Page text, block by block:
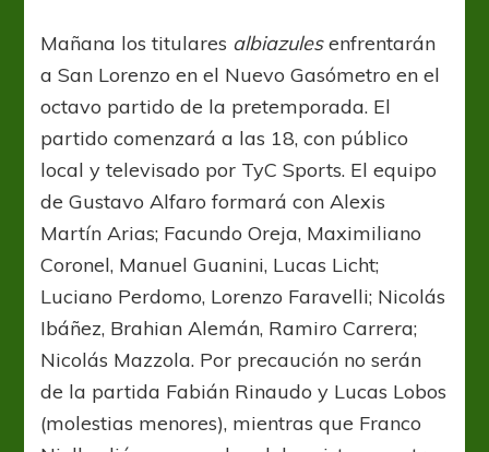
Mañana los titulares albiazulesenfrentarán
a San Lorenzo en el Nuevo Gasómetro en el
octavo partido de la pretemporada. El
partido comenzará a las 18, con público
local y televisado por TyC Sports. El equipo
de Gustavo Alfaro formará con Alexis
Martín Arias; Facundo Oreja, Maximiliano
Coronel, Manuel Guanini, Lucas Licht;
Luciano Perdomo, Lorenzo Faravelli; Nicolás
Ibáñez, Brahian Alemán, Ramiro Carrera;
Nicolás Mazzola. Por precaución no serán
de la partida Fabián Rinaudo y Lucas Lobos
(molestias menores), mientras que Franco